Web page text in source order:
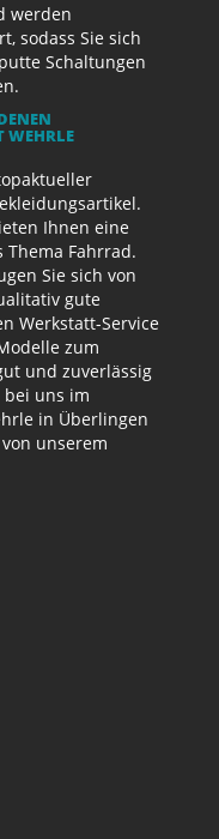
werden
sodass Sie sich
Schaltungen
F
Ihnen eine
Thema Fahrrad.
Sie sich von
gute
Werkstatt-Service
zum
und zuverlässig
bei uns im
in Überlingen
unserem